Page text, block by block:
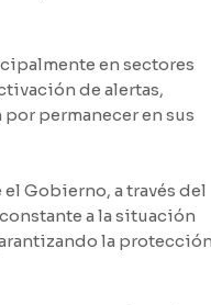
en sectores
de alertas,
permanecer en sus
Gobierno, a través del
a la situación
la protección